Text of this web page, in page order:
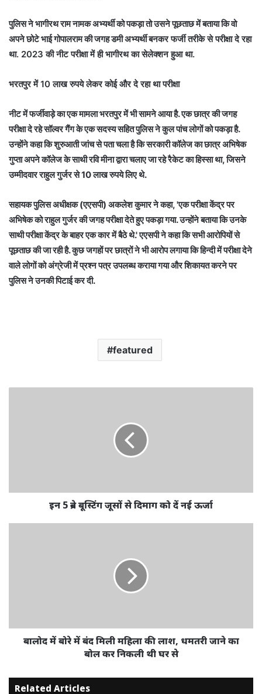
पुलिस ने भागीरथ राम नामक अभ्यर्थी को पकड़ा तो उसने पूछताछ में बताया कि वो
अपने छोटे भाई गोपालराम की जगह डमी अभ्यर्थीबनकर फर्जी तरीके से परीक्षा दे रहा
था. 2023 की नीट परीक्षा में ही भागीरथ का सेलेक्शन हुआ था.
भरतपुर में 10 लाख रुपये लेकर कोई और दे रहा था परीक्षा
नीट में फर्जीवाड़े का एक मामला भरतपुर में भी सामने आया है. एक छात्र की जगह
परीक्षा दे रहे सॉल्वर गैंग के एक सदस्य सहित पुलिस ने कुल पांच लोगों को पकड़ा है.
उन्होंने कहा कि शुरुआती जांच से पता चला है कि सरकारी कॉलेज का छात्र अभिषेक
गुप्ता अपने कॉलेज के साथी रवि मीना द्वारा चलाए जा रहे रैकेट का हिस्सा था, जिसने
उम्मीदवार राहुल गुर्जर से 10 लाख रुपये लिए थे.
सहायक पुलिस अधीक्षक (एएसपी) अकलेश कुमार ने कहा, 'एक परीक्षा केंद्र पर
अभिषेक को राहुल गुर्जर की जगह परीक्षा देते हुए पकड़ा गया. उन्होंने बताया कि उनके
साथी परीक्षा केंद्र के बाहर एक कार में बैठे थे.' एएसपी ने कहा कि सभी आरोपियों से
पूछताछ की जा रही है. कुछ जगहों पर छात्रों ने भी आरोप लगाया कि हिन्दी में परीक्षा देने
वाले लोगों को अंग्रेजी में प्रश्न पत्र उपलब्ध कराया गया और शिकायत करने पर
पुलिस ने उनकी पिटाई कर दी.
featured
इन 5 ब्रेन बूस्टिंग जूसों से दिमाग को दें नई ऊर्जा
बालोद में बोरे में बंद मिली महिला की लाश, धमतरी जाने का
बोल कर निकली थी घर से
Related Articles